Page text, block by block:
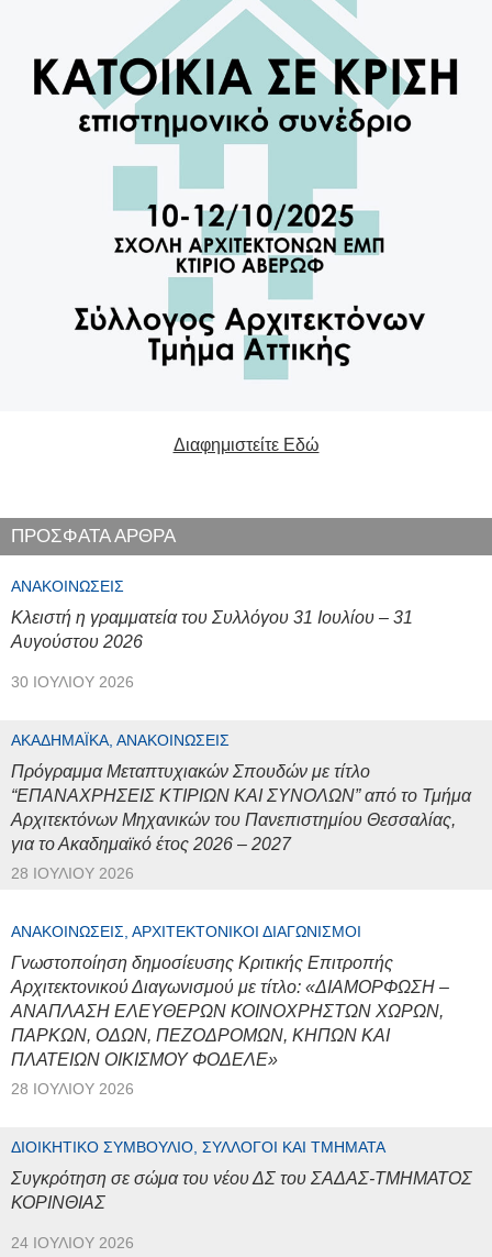
Διαφημιστείτε Εδώ
ΠΡΟΣΦΑΤΑ ΑΡΘΡΑ
ΑΝΑΚΟΙΝΏΣΕΙΣ
Κλειστή η γραμματεία του Συλλόγου 31 Ιουλίου – 31
Αυγούστου 2026
30 ΙΟΥΛΊΟΥ 2026
ΑΚΑΔΗΜΑΪΚΆ, ΑΝΑΚΟΙΝΏΣΕΙΣ
Πρόγραμμα Μεταπτυχιακών Σπουδών με τίτλο
“ΕΠΑΝΑΧΡΗΣΕΙΣ ΚΤΙΡΙΩΝ ΚΑΙ ΣΥΝΟΛΩΝ” από το Τμήμα
Αρχιτεκτόνων Μηχανικών του Πανεπιστημίου Θεσσαλίας,
για το Ακαδημαϊκό έτος 2026 – 2027
28 ΙΟΥΛΊΟΥ 2026
ΑΝΑΚΟΙΝΏΣΕΙΣ, ΑΡΧΙΤΕΚΤΟΝΙΚΟΊ ΔΙΑΓΩΝΙΣΜΟΊ
Γνωστοποίηση δημοσίευσης Κριτικής Επιτροπής
Αρχιτεκτονικού Διαγωνισμού με τίτλο: «ΔΙΑΜΟΡΦΩΣΗ –
ΑΝΑΠΛΑΣΗ ΕΛΕΥΘΕΡΩΝ ΚΟΙΝΟΧΡΗΣΤΩΝ ΧΩΡΩΝ,
ΠΑΡΚΩΝ, ΟΔΩΝ, ΠΕΖΟΔΡΟΜΩΝ, ΚΗΠΩΝ ΚΑΙ
ΠΛΑΤΕΙΩΝ ΟΙΚΙΣΜΟΥ ΦΟΔΕΛΕ»
28 ΙΟΥΛΊΟΥ 2026
ΔΙΟΙΚΗΤΙΚΌ ΣΥΜΒΟΎΛΙΟ, ΣΎΛΛΟΓΟΙ ΚΑΙ ΤΜΉΜΑΤΑ
Συγκρότηση σε σώμα του νέου ΔΣ του ΣΑΔΑΣ-ΤΜΗΜΑΤΟΣ
ΚΟΡΙΝΘΙΑΣ
24 ΙΟΥΛΊΟΥ 2026